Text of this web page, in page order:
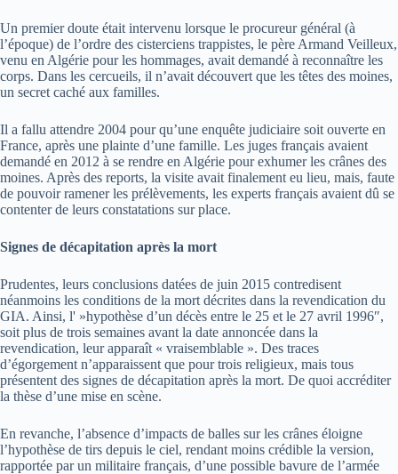
Un premier doute était intervenu lorsque le procureur général (à
l’époque) de l’ordre des cisterciens trappistes, le père Armand Veilleux,
venu en Algérie pour les hommages, avait demandé à reconnaître les
corps. Dans les cercueils, il n’avait découvert que les têtes des moines,
un secret caché aux familles.
Il a fallu attendre 2004 pour qu’une enquête judiciaire soit ouverte en
France, après une plainte d’une famille. Les juges français avaient
demandé en 2012 à se rendre en Algérie pour exhumer les crânes des
moines. Après des reports, la visite avait finalement eu lieu, mais, faute
de pouvoir ramener les prélèvements, les experts français avaient dû se
contenter de leurs constatations sur place.
Signes de décapitation après la mort
Prudentes, leurs conclusions datées de juin 2015 contredisent
néanmoins les conditions de la mort décrites dans la revendication du
GIA. Ainsi, l' »hypothèse d’un décès entre le 25 et le 27 avril 1996″,
soit plus de trois semaines avant la date annoncée dans la
revendication, leur apparaît « vraisemblable ». Des traces
d’égorgement n’apparaissent que pour trois religieux, mais tous
présentent des signes de décapitation après la mort. De quoi accréditer
la thèse d’une mise en scène.
En revanche, l’absence d’impacts de balles sur les crânes éloigne
l’hypothèse de tirs depuis le ciel, rendant moins crédible la version,
rapportée par un militaire français, d’une possible bavure de l’armée